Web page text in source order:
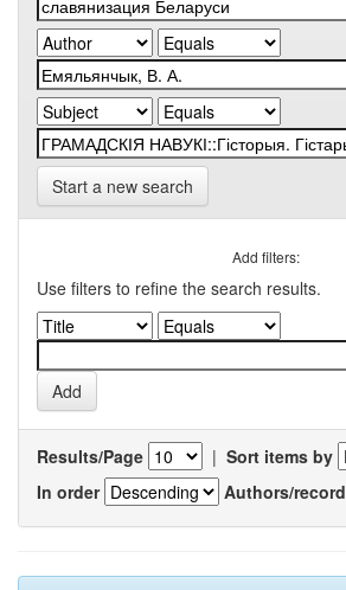
Start a new search
Add filters:
Use filters to refine the search results.
Results/Page | Sort items by
In order
Authors/record